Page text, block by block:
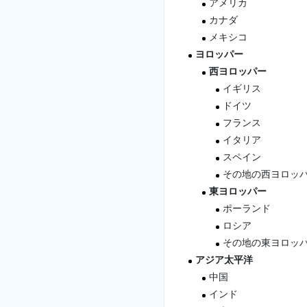
アメリカ
カナダ
メキシコ
ヨロッパー
西ヨロッパー
イギリス
ドイツ
フランス
イタリア
スペイン
その地の西ヨロッ
東ヨロッパー
ポーランド
ロシア
その地の東ヨロッ
アジア太平洋
中国
インド